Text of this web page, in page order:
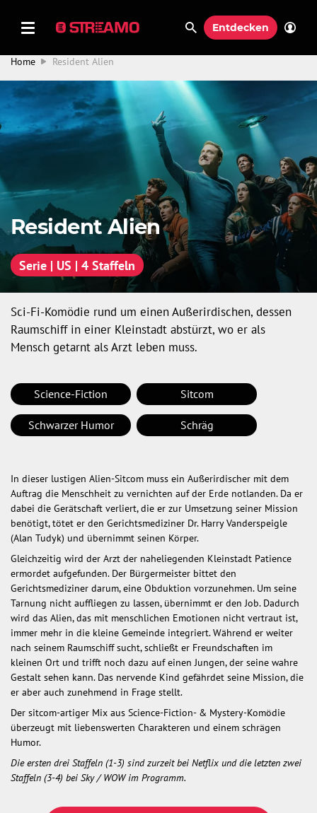
Entdecken
Home Resident Alien
Resident Alien
Serie | US | 4 Staffeln
Sci-Fi-Komödie rund um einen Außerirdischen, dessen
Raumschiff in einer Kleinstadt abstürzt, wo er als
Mensch getarnt als Arzt leben muss.
Science-Fiction Sitcom
Schwarzer Humor Schräg
In dieser lustigen Alien-Sitcom muss ein Außerirdischer mit dem
Auftrag die Menschheit zu vernichten auf der Erde notlanden. Da er
dabei die Gerätschaft verliert, die er zur Umsetzung seiner Mission
benötigt, tötet er den Gerichtsmediziner Dr. Harry Vanderspeigle
(Alan Tudyk) und übernimmt seinen Körper.
Gleichzeitig wird der Arzt der naheliegenden Kleinstadt Patience
ermordet aufgefunden. Der Bürgermeister bittet den
Gerichtsmediziner darum, eine Obduktion vorzunehmen. Um seine
Tarnung nicht auffliegen zu lassen, übernimmt er den Job. Dadurch
wird das Alien, das mit menschlichen Emotionen nicht vertraut ist,
immer mehr in die kleine Gemeinde integriert. Während er weiter
nach seinem Raumschiff sucht, schließt er Freundschaften im
kleinen Ort und trifft noch dazu auf einen Jungen, der seine wahre
Gestalt sehen kann. Das nervende Kind gefährdet seine Mission, die
er aber auch zunehmend in Frage stellt.
Der sitcom-artiger Mix aus Science-Fiction- & Mystery-Komödie
überzeugt mit liebenswerten Charakteren und einem schrägen
Humor.
Die ersten drei Staffeln (1-3) sind zurzeit bei Netflix und die letzten zwei
Staffeln (3-4) bei Sky / WOW im Programm.